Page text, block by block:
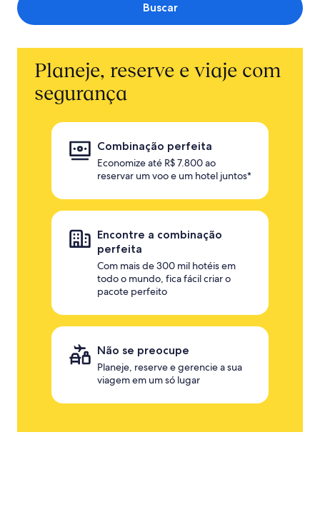
Buscar
Planeje, reserve e viaje com
segurança
Combinação perfeita
Economize até R$ 7.800 ao
reservar um voo e um hotel juntos*
Encontre a combinação
perfeita
Com mais de 300 mil hotéis em
todo o mundo, fica fácil criar o
pacote perfeito
Não se preocupe
Planeje, reserve e gerencie a sua
viagem em um só lugar